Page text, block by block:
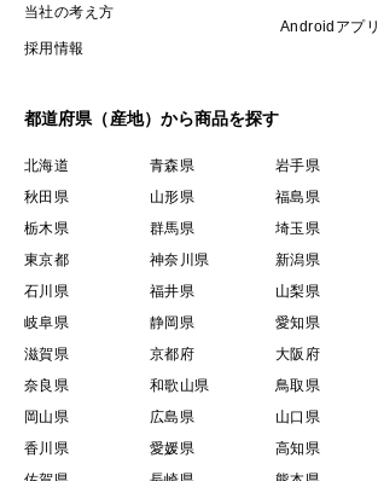
当社の考え方
採用情報
Androidアプリ
都道府県（産地）から商品を探す
北海道 青森県 岩手県
秋田県
山形県 福島県
栃木県
群馬県 埼玉県
東京都
神奈川県 新潟県
石川県
福井県 山梨県
岐阜県
静岡県 愛知県
滋賀県
京都府 大阪府
奈良県
和歌山県 鳥取県
岡山県
広島県 山口県
香川県
愛媛県 高知県